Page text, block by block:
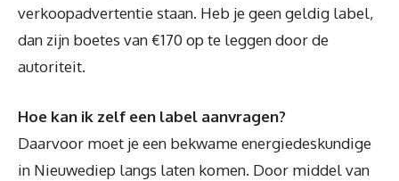
verkoopadvertentie staan. Heb je geen geldig label,
dan zijn boetes van €170 op te leggen door de
autoriteit.
Hoe kan ik zelf een label aanvragen?
Daarvoor moet je een bekwame energiedeskundige
in Nieuwediep langs laten komen. Door middel van